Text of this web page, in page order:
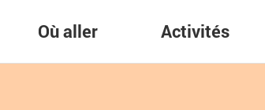
Où aller Activités